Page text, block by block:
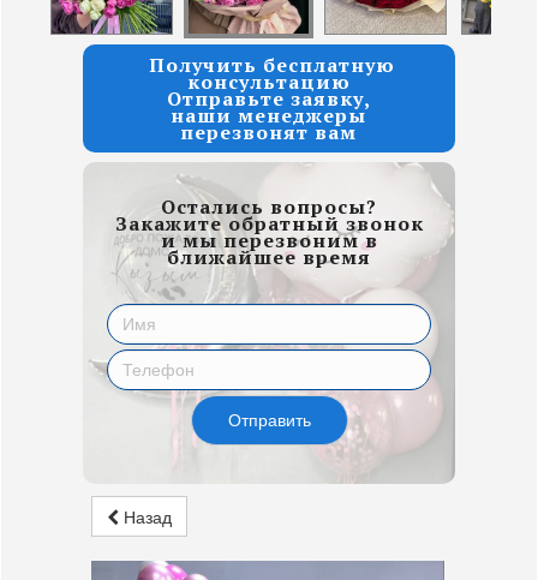
Получить бесплатную
консультацию
Отправьте заявку,
наши менеджеры
перезвонят вам
Остались вопросы?
Закажите обратный звонок
и мы перезвоним в
ближайшее время
Отправить
Назад